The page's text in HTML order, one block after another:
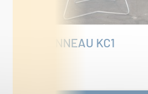
/
SUR
PLANNING
PANNEAU KC1